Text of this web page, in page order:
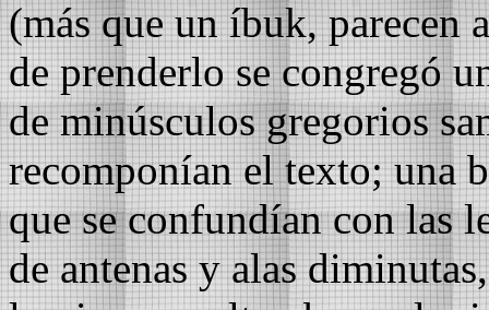
(más que un íbuk, parecen
de prenderlo se congregó
de minúsculos gregorios
recomponían el texto; una
que se confundían con las
de antenas y alas